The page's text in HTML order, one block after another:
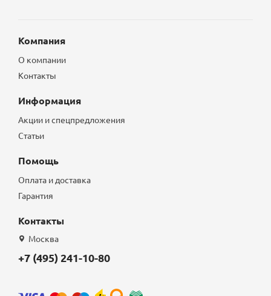
Компания
О компании
Контакты
Информация
Акции и спецпредложения
Статьи
Помощь
Оплата и доставка
Гарантия
Контакты
Москва
+7 (495) 241-10-80